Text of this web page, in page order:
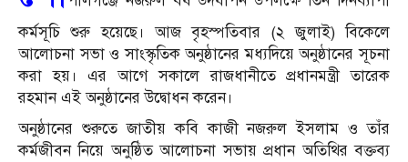
কর্মসূচি শুরু হয়েছে। আজ বৃহস্পতিবার (২ জুলাই) বিকেলে
আলোচনা সভা ও সাংস্কৃতিক অনুষ্ঠানের মধ্যদিয়ে অনুষ্ঠানের সূচনা
করা হয়। এর আগে সকালে রাজধানীতে প্রধানমন্ত্রী তারেক
রহমান এই অনুষ্ঠানের উদ্বোধন করেন।
অনুষ্ঠানের শুরুতে জাতীয় কবি কাজী নজরুল ইসলাম ও তাঁর
কর্মজীবন নিয়ে অনুষ্ঠিত আলোচনা সভায় প্রধান অতিথির বক্তব্য